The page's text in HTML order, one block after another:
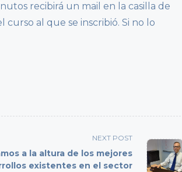
recibirá un mail en la casilla de
al que se inscribió. Si no lo
NEXT POST
a la altura de los mejores
existentes en el sector